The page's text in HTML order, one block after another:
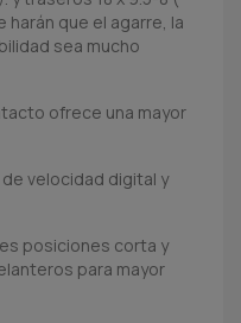
harán que el agarre, la
sea mucho
ofrece una mayor
velocidad digital y
posiciones corta y
para mayor